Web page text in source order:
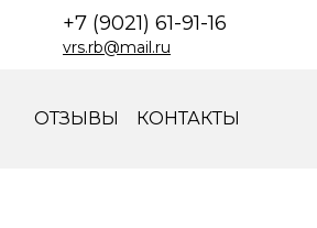
+7 (9021) 61-91-16
vrs.rb@mail.ru
ОТЗЫВЫ КОНТАКТЫ